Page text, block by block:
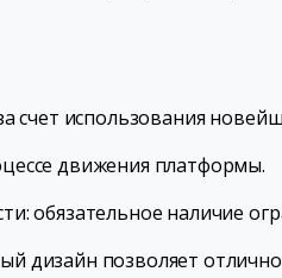
счет использования
движения платформы.
обязательное наличие
дизайн позволяет